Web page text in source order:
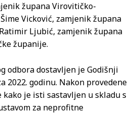
župana Virovitičko-
Vicković, zamjenik župana
Ljubić, zamjenik župana
županije.
odbora dostavljen je Godišnji
2022. godinu. Nakon provedene
je isti sastavljen u skladu s
za neprofitne